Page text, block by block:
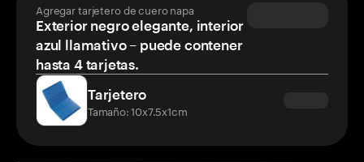
Agregar tarjetero de cuero napa
Exterior negro elegante, interior
azul llamativo – puede contener
hasta 4 tarjetas.
Tarjetero
Tamaño: 10x7.5x1cm